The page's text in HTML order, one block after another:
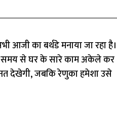
आजी का बर्थडे मनाया जा रहा है।
समय से घर के सारे काम अकेले कर
देखेगी, जबकि रेणुका हमेशा उसे